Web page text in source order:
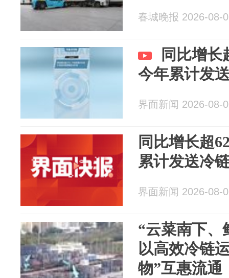
春城晚报 2026-08-
同比增长
今年累计发
界面新闻 2026-08-
同比增长超
累计发送冷
界面新闻 2026-08-
“云菜南下、
以高效冷链
物”互惠流通